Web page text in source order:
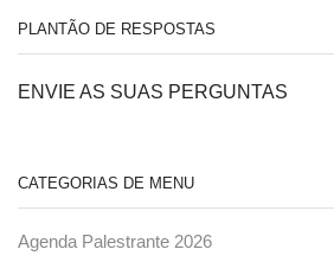
PLANTÃO DE RESPOSTAS
ENVIE AS SUAS PERGUNTAS
CATEGORIAS DE MENU
Agenda Palestrante 2026